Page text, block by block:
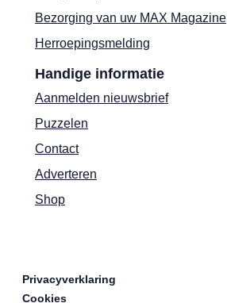
Bezorging van uw MAX Magazine
Herroepingsmelding
Handige informatie
Aanmelden nieuwsbrief
Puzzelen
Contact
Adverteren
Shop
Privacyverklaring
Cookies